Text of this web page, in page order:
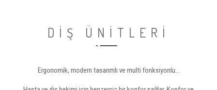
DİŞ ÜNİTLERİ
Ergonomik, modern tasarımlı ve multi fonksiyonlu...